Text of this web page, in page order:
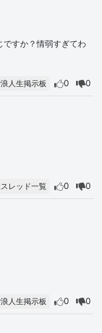
すか？情弱すぎてわ
人生掲示板 0 0
レッド一覧 0 0
人生掲示板 0 0